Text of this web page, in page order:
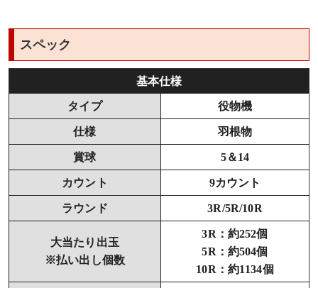
スペック
基本仕様
タイプ 役物機
仕様 羽根物
賞球 5＆14
カウント 9カウント
ラウンド 3R/5R/10R
大当たり出玉
※払い出し個数
3R：約252個
5R：約504個
10R：約1134個